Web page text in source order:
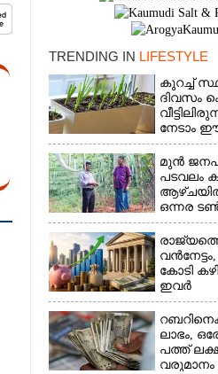
TRENDING IN LIFESTYLE
കുറച്ച്
ദിവസം
നേടാം
മുൻ
പടവലം
ഒന്നര
കോടി
ഇവർ
ലാഭം,​
പത്ത്
വരുമാനം